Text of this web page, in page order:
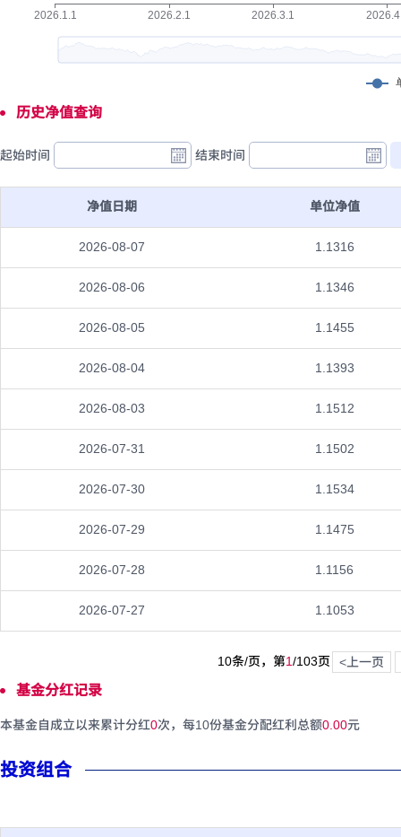
历史净值查询
起始时间 结束时间
净值日期 单位净值
2026-08-07 1.1316
2026-08-06 1.1346
2026-08-05 1.1455
2026-08-04 1.1393
2026-08-03 1.1512
2026-07-31 1.1502
2026-07-30 1.1534
2026-07-29 1.1475
2026-07-28 1.1156
2026-07-27 1.1053
10条/页，第1/103页 <上一页
基金分红记录
本基金自成立以来累计分红0次，每10份基金分配红利总额0.00元
投资组合